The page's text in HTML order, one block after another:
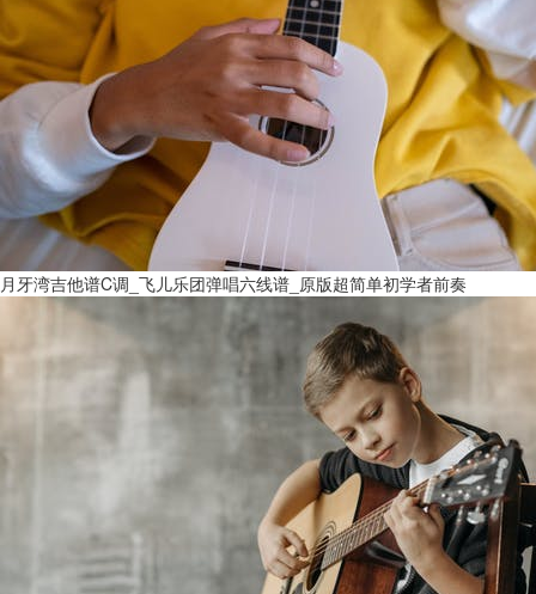
月牙湾吉他谱C调_飞儿乐团弹唱六线谱_原版超简单初学者前奏